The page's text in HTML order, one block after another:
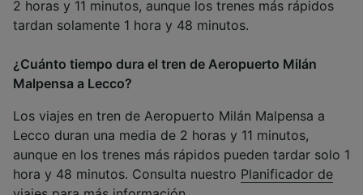
2 horas y 11 minutos, aunque los trenes más rápidos
tardan solamente 1 hora y 48 minutos.
¿Cuánto tiempo dura el tren de Aeropuerto Milán
Malpensa a Lecco?
Los viajes en tren de Aeropuerto Milán Malpensa a
Lecco duran una media de 2 horas y 11 minutos,
aunque en los trenes más rápidos pueden tardar solo 1
hora y 48 minutos. Consulta nuestro Planificador de